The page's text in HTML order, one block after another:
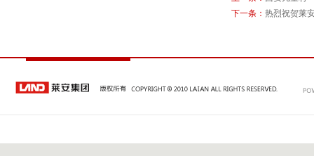
下一条： 热烈祝贺莱